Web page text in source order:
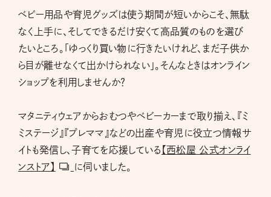
ベビー用品や育児グッズは使う期間が短いからこそ、無駄
なく上手に、そしてできるだけ安くて高品質のものを選び
たいところ。「ゆっくり買い物に行きたいけれど、まだ子供か
ら目が離せなくて出かけられない」。そんなときはオンライン
ショップを利用しませんか？
マタニティウェアからおむつやベビーカーまで取り揃え、『ミ
ミステージ』『プレママ』などの出産や育児に役立つ情報サ
イトも発信し、子育てを応援している 【西松屋 公式オンライ
ンストア】
に伺いました。